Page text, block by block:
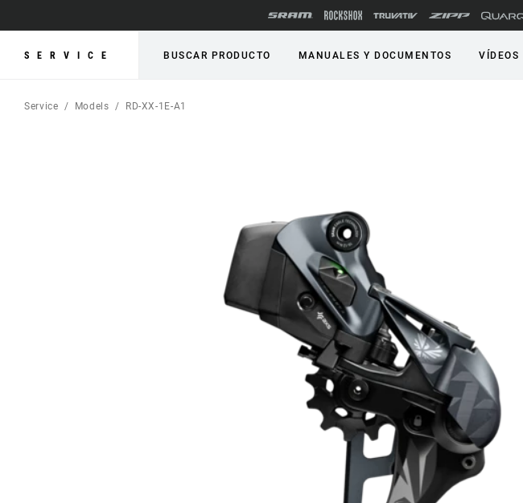
SERVICE BUSCAR PRODUCTO MANUALES Y DOCUMENTOS VÍDEOS
Service Models RD-XX-1E-A1